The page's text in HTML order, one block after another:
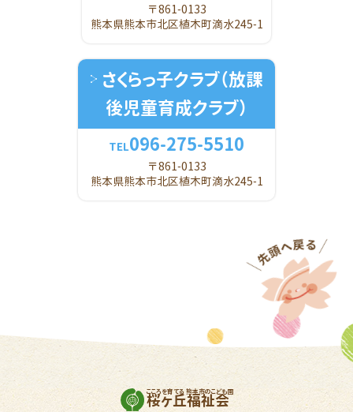
〒861-0133
熊本県熊本市北区植木町滴水245-1
さくらっ子クラブ（放課
後児童育成クラブ）
TEL096-275-5510
〒861-0133
熊本県熊本市北区植木町滴水245-1
こころを育てる 熊本市のこども園
桜ヶ丘福祉会